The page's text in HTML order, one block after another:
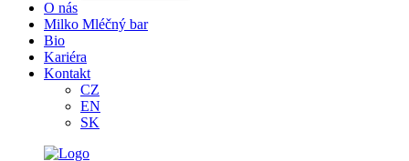
O nás
Milko Mléčný bar
Bio
Kariéra
Kontakt
CZ
EN
SK